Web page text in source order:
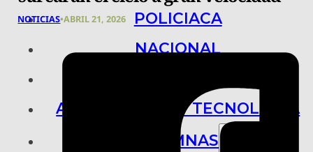
POLICIACA
NACIONAL
ARTE, CIENCIA Y TECNOLOGÍA
COLUMNAS
NOTICIAS•ABRIL 21, 2026